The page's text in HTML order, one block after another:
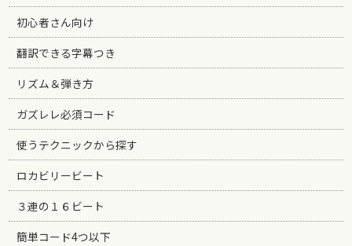
初心者さん向け
翻訳できる字幕つき
リズム＆弾き方
ガズレレ必須コード
使うテクニックから探す
ロカビリービート
３連の１６ビート
簡単コード4つ以下